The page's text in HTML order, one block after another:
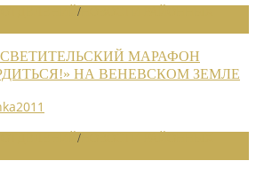
/
МАРАФОН
НА ВЕНЕВСКОМ ЗЕМЛЕ
/